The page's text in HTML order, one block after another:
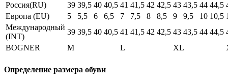
Россия(RU) 39 39,5 40 40,5 41 41,5 42 42,5 43 43,5 44 44,5
Европа (EU)
5 5,5 6 6,5 7 7,5 8 8,5 9 9,5 10 10,5
Международный
(INT)
39 39,5 40 40,5 41 41,5 42 42,5 43 43,5 44 44,5
BOGNER
M L XL
Определение размера обуви